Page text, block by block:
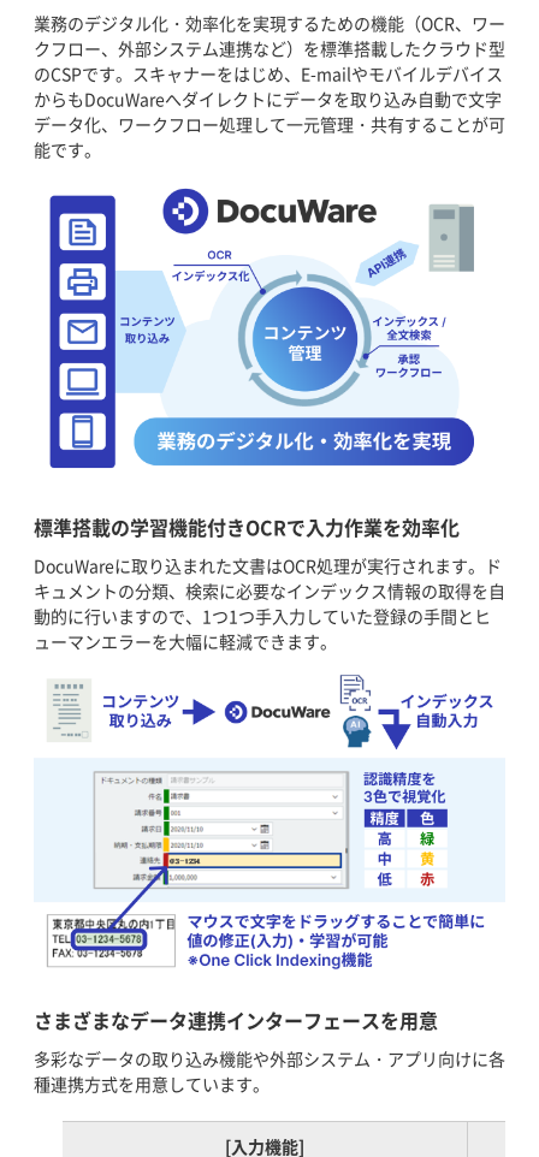
業務のデジタル化・効率化を実現するための機能（OCR、ワー
クフロー、外部システム連携など）を標準搭載したクラウド型
のCSPです。スキャナーをはじめ、E-mailやモバイルデバイス
からもDocuWareへダイレクトにデータを取り込み自動で文字
データ化、ワークフロー処理して一元管理・共有することが可
能です。
標準搭載の学習機能付きOCRで入力作業を効率化
DocuWareに取り込まれた文書はOCR処理が実行されます。ド
キュメントの分類、検索に必要なインデックス情報の取得を自
動的に行いますので、1つ1つ手入力していた登録の手間とヒ
ューマンエラーを大幅に軽減できます。
さまざまなデータ連携インターフェースを用意
多彩なデータの取り込み機能や外部システム・アプリ向けに各
種連携方式を用意しています。
[入力機能]